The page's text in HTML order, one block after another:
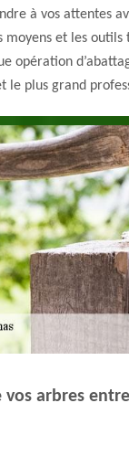
à vos attentes
moyens et les outils
opération
le plus grand
vos arbres